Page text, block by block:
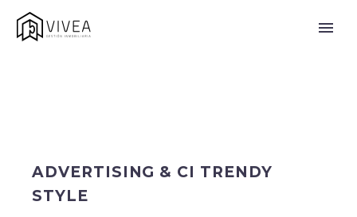
ADVERTISING & CI TRENDY
STYLE